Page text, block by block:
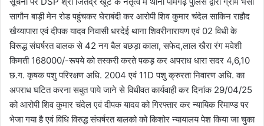
सागौन बाड़ी मेन रोड पहुंचकर घेराबंदी कर आरोपी शिव कुमार चंदेल साकिन राहौद
खैय्यापारा एवं दीपक यादव निवासी धरदेई थाना शिवरीनारायण एवं 02 विधी के
विरूद्ध संघर्षरत बालक से 42 नग बैल बछड़ा काला, सफेद,लाल खैरा रंग मवेशी
किमती 168000/-रूपये को तस्करी करते पकड़ कर अपराध धारा सदर 4,6,10
छ.ग. कृषक पशु परिरक्षण अधि. 2004 एवं 11D पशु क्रुरता निवारण अधि. का
अपराध घटित करना सबुत पाये जाने से विधीवत कार्यवाही कर दिनांक 29/04/25
को आरोपी शिव कुमार चंदेल एवं दीपक यादव को गिरफ्तार कर न्यायिक रिमाण्ड पर
भेजा गया है एवं विधि विरुद्ध संघर्षरत बालको को किशोर न्यायालय पेश किया जा चुका